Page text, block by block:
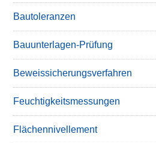
Bautoleranzen
Bauunterlagen-Prüfung
Beweissicherungsverfahren
Feuchtigkeitsmessungen
Flächennivellement